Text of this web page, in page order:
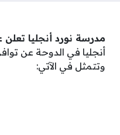
مدرسة نورد أنجليا
أنجليا في الدوحة عن
وتتمثل في الآتي: